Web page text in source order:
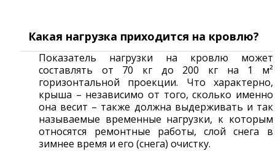
Какая нагрузка приходится на кровлю?
Показатель нагрузки на кровлю может
составлять от 70 кг до 200 кг на 1 м²
горизонтальной проекции. Что характерно,
крыша – независимо от того, сколько именно
она весит – также должна выдерживать и так
называемые временные нагрузки, к которым
относятся ремонтные работы, слой снега в
зимнее время и его (снега) очистку.